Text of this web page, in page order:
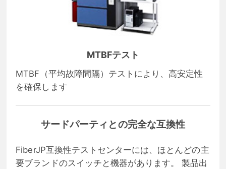
MTBFテスト
MTBF（平均故障間隔）テストにより、高安定性
を確保します
サードパーティとの完全な互換性
FiberJP互換性テストセンターには、ほとんどの主
要ブランドのスイッチと機器があります。 製品出